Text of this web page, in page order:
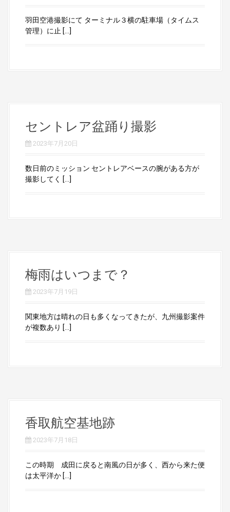
羽田空港撮影にて ターミナル３横の駐車場（タイムス
管理）に止 […]
セントレア盆踊り撮影
2023年7月20日
数日前のミッション セントレアベースの腕がある方が
撮影してく […]
梅雨はいつまで？
2023年7月19日
関東地方は晴れの日も多くなってきたが、九州撮影案件
が複数あり […]
香取航空基地跡
2023年7月18日
この時期 成田に戻ると南風の日が多く、西から来た便
は太平洋か […]